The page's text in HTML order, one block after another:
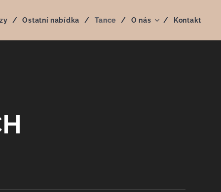
Ostatní nabídka Tance O nás Kontakt